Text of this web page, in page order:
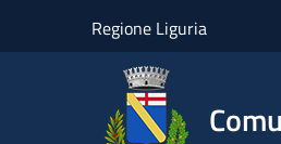
Regione Liguria